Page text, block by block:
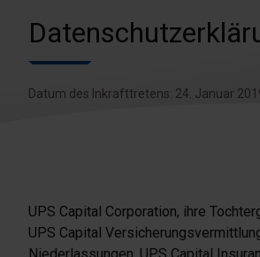
Datum des Inkrafttretens: 24. Januar
UPS Capital Corporation, ihre
UPS Capital